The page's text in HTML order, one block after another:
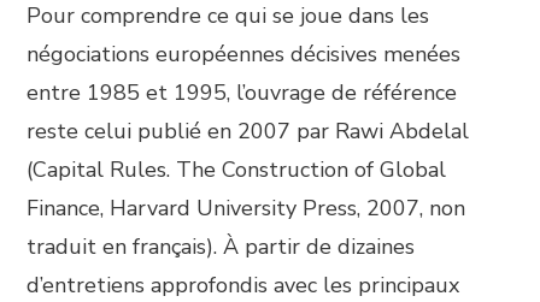
Pour comprendre ce qui se joue dans les
négociations européennes décisives menées
entre 1985 et 1995, l’ouvrage de référence
reste celui publié en 2007 par Rawi Abdelal
(Capital Rules. The Construction of Global
Finance, Harvard University Press, 2007, non
traduit en français). À partir de dizaines
d’entretiens approfondis avec les principaux